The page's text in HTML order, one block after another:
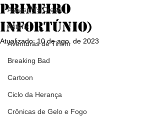
Assassin's Creed
Asterix
Aventuras de Tintim
Breaking Bad
Cartoon
Ciclo da Herança
Crônicas de Gelo e Fogo
primeiro
infortúnio)
Atualizado:10 de ago. de 2023